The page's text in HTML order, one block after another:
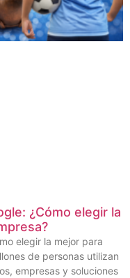
¿Cómo elegir la
elegir la mejor para
de personas utilizan
empresas y soluciones